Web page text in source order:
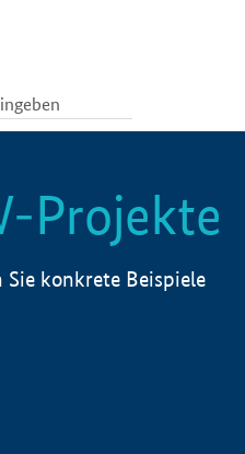
Projekte
konkrete Beispiele